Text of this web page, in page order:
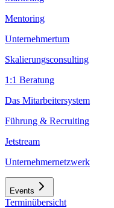
Mentoring
Unternehmertum
Skalierungsconsulting
1:1 Beratung
Das Mitarbeitersystem
Führung & Recruiting
Jetstream
Unternehmernetzwerk
Events
Terminübersicht